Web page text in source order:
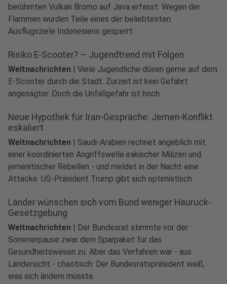
berühmten Vulkan Bromo auf Java erfasst. Wegen der
Flammen wurden Teile eines der beliebtesten
Ausflugsziele Indonesiens gesperrt.
Risiko E-Scooter? – Jugendtrend mit Folgen
Weltnachrichten | Viele Jugendliche düsen gerne auf dem
E-Scooter durch die Stadt. Zurzeit ist kein Gefährt
angesagter. Doch die Unfallgefahr ist hoch.
Neue Hypothek für Iran-Gespräche: Jemen-Konflikt
eskaliert
Weltnachrichten | Saudi-Arabien rechnet angeblich mit
einer koordinierten Angriffswelle irakischer Milizen und
jemenitischer Rebellen - und meldet in der Nacht eine
Attacke. US-Präsident Trump gibt sich optimistisch.
Länder wünschen sich vom Bund weniger Hauruck-
Gesetzgebung
Weltnachrichten | Der Bundesrat stimmte vor der
Sommerpause zwar dem Sparpaket für das
Gesundheitswesen zu. Aber das Verfahren war - aus
Ländersicht - chaotisch. Der Bundesratspräsident weiß,
was sich ändern müsste.